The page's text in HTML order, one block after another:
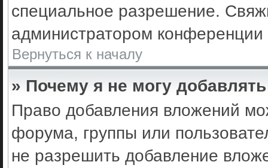
специальное разрешение.
администратором
Вернуться к началу
» Почему я не могу
Право добавления вложений
форума, группы или
не разрешить добавление